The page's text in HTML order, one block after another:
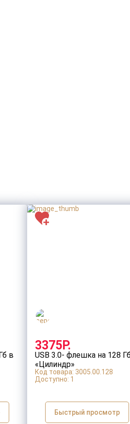
в
3375Р.
USB 3.0- флешка на 128
«Цилиндр»
Код товара: 3005.00.128
Доступно: 1
Быстрый просмотр